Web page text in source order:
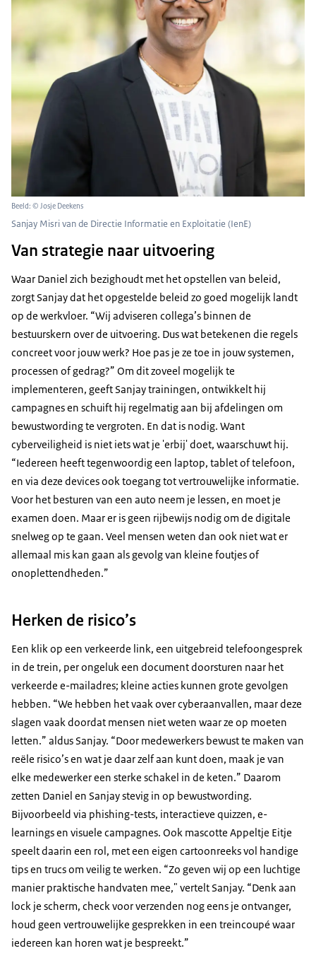
Beeld: © Josje Deekens
Sanjay Misri van de Directie Informatie en Exploitatie (IenE)
Van strategie naar uitvoering
Waar Daniel zich bezighoudt met het opstellen van beleid,
zorgt Sanjay dat het opgestelde beleid zo goed mogelijk landt
op de werkvloer. “Wij adviseren collega’s binnen de
bestuurskern over de uitvoering. Dus wat betekenen die regels
concreet voor jouw werk? Hoe pas je ze toe in jouw systemen,
processen of gedrag?” Om dit zoveel mogelijk te
implementeren, geeft Sanjay trainingen, ontwikkelt hij
campagnes en schuift hij regelmatig aan bij afdelingen om
bewustwording te vergroten. En dat is nodig. Want
cyberveiligheid is niet iets wat je 'erbij' doet, waarschuwt hij.
“Iedereen heeft tegenwoordig een laptop, tablet of telefoon,
en via deze devices ook toegang tot vertrouwelijke informatie.
Voor het besturen van een auto neem je lessen, en moet je
examen doen. Maar er is geen rijbewijs nodig om de digitale
snelweg op te gaan. Veel mensen weten dan ook niet wat er
allemaal mis kan gaan als gevolg van kleine foutjes of
onoplettendheden.”
Herken de risico’s
Een klik op een verkeerde link, een uitgebreid telefoongesprek
in de trein, per ongeluk een document doorsturen naar het
verkeerde e-mailadres; kleine acties kunnen grote gevolgen
hebben. “We hebben het vaak over cyberaanvallen, maar deze
slagen vaak doordat mensen niet weten waar ze op moeten
letten.” aldus Sanjay. “Door medewerkers bewust te maken van
reële risico’s en wat je daar zelf aan kunt doen, maak je van
elke medewerker een sterke schakel in de keten.” Daarom
zetten Daniel en Sanjay stevig in op bewustwording.
Bijvoorbeeld via phishing-tests, interactieve quizzen, e-
learnings en visuele campagnes. Ook mascotte Appeltje Eitje
speelt daarin een rol, met een eigen cartoonreeks vol handige
tips en trucs om veilig te werken. “Zo geven wij op een luchtige
manier praktische handvaten mee," vertelt Sanjay. “Denk aan
lock je scherm, check voor verzenden nog eens je ontvanger,
houd geen vertrouwelijke gesprekken in een treincoupé waar
iedereen kan horen wat je bespreekt.”